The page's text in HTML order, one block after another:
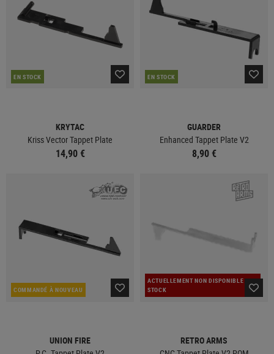
EN STOCK
KRYTAC
Kriss Vector Tappet Plate
14,90 €
EN STOCK
GUARDER
Enhanced Tappet Plate V2
8,90 €
COMMANDÉ À NOUVEAU
UNION FIRE
ACTUELLEMENT NON DISPONIBLE EN
STOCK
RETRO ARMS